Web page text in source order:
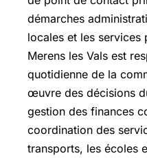
démarches
locales et les services
Merens les Vals est
quotidienne de la
œuvre des décisions
gestion des finances
coordination des
transports, les écoles